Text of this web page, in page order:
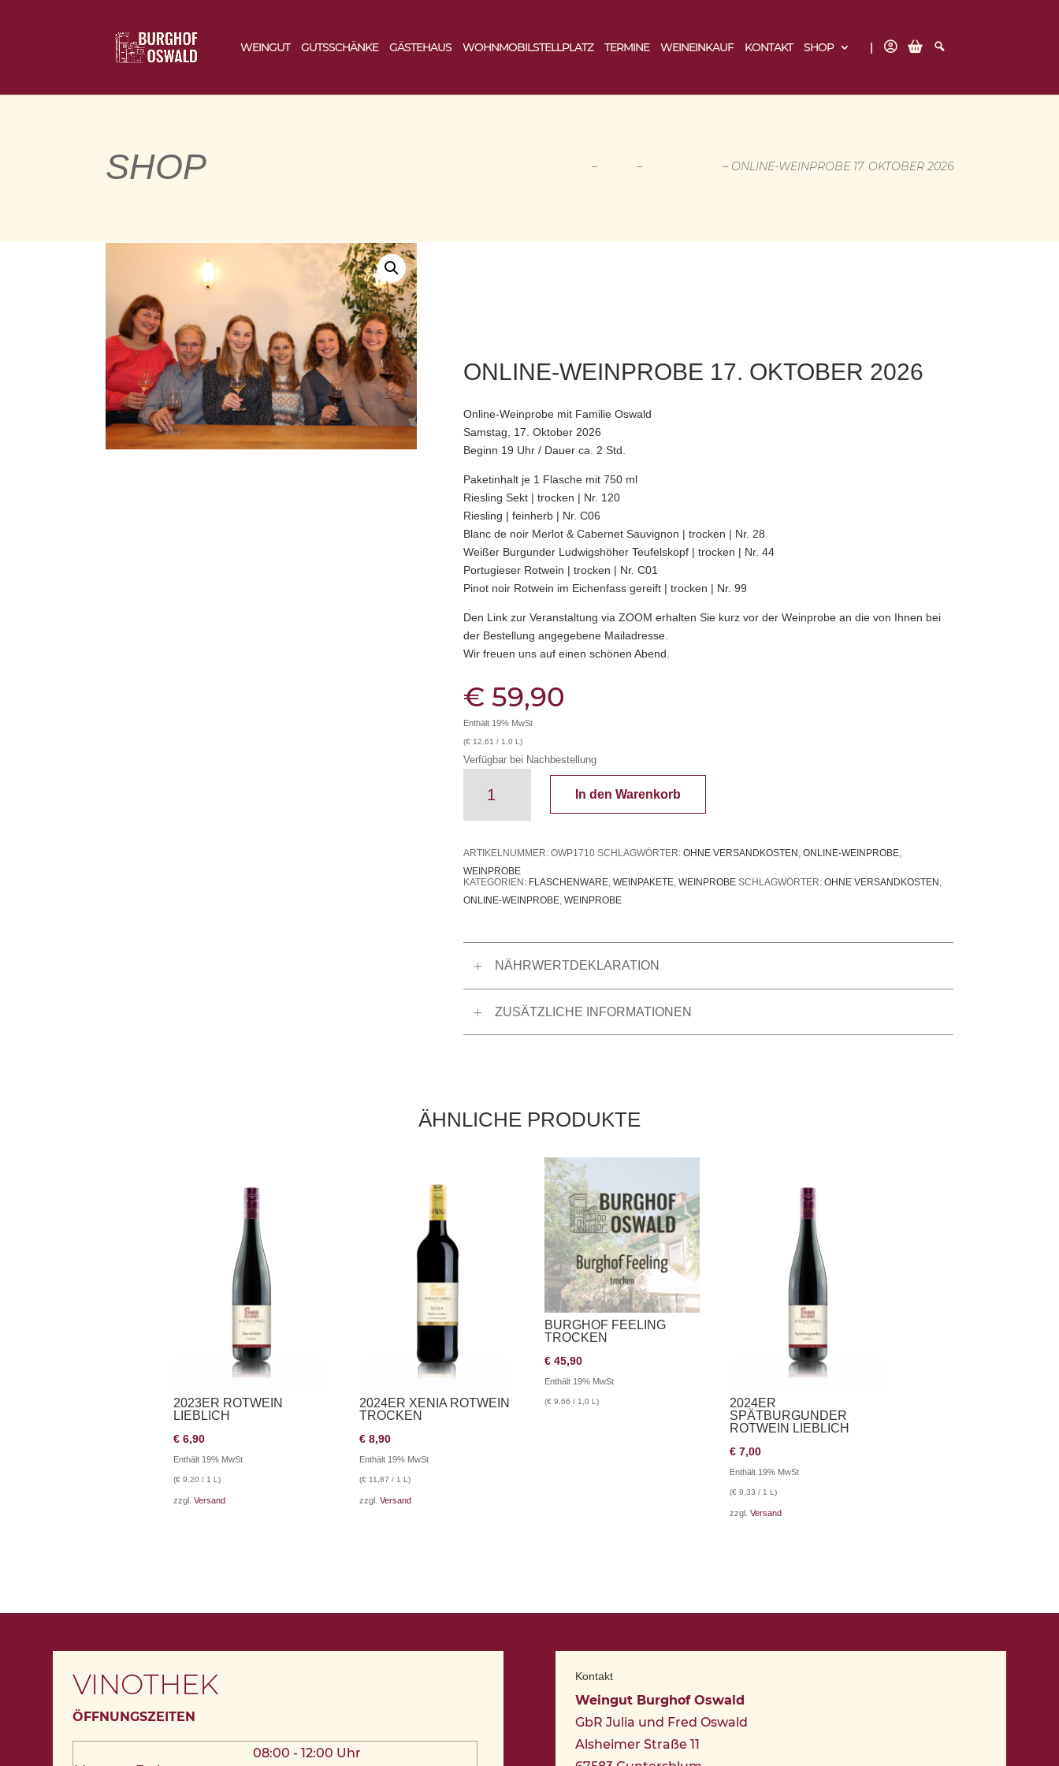
WEINGUT GUTSSCHÄNKE GÄSTEHAUS WOHNMOBILSTELLPLATZ TERMINE WEINEINKAUF KONTAKT SHOP B W S
SHOP – – – ONLINE-WEINPROBE 17. OKTOBER 2026
ONLINE-WEINPROBE 17. OKTOBER 2026
Online-Weinprobe mit Familie Oswald
Samstag, 17. Oktober 2026
Beginn 19 Uhr / Dauer ca. 2 Std.
Paketinhalt je 1 Flasche mit 750 ml
Riesling Sekt | trocken | Nr. 120
Riesling | feinherb | Nr. C06
Blanc de noir Merlot & Cabernet Sauvignon | trocken | Nr. 28
Weißer Burgunder Ludwigshöher Teufelskopf | trocken | Nr. 44
Portugieser Rotwein | trocken | Nr. C01
Pinot noir Rotwein im Eichenfass gereift | trocken | Nr. 99
Den Link zur Veranstaltung via ZOOM erhalten Sie kurz vor der Weinprobe an die von Ihnen bei
der Bestellung angegebene Mailadresse.
Wir freuen uns auf einen schönen Abend.
€ 59,90
Enthält 19% MwSt
(€ 12,61 / 1,0 L)
Verfügbar bei Nachbestellung
Weinprobe
2026
Menge
In den Warenkorb
ARTIKELNUMMER:OWP1710 SCHLAGWÖRTER:OHNE VERSANDKOSTEN ,ONLINE-WEINPROBE
WEINPROBE
KATEGORIEN: FLASCHENWARE,WEINPAKETE,WEINPROBE SCHLAGWÖRTER:OHNE VERSANDKOSTEN ,
ONLINE-WEINPROBE,WEINPROBE
NÄHRWERTDEKLARATION
ZUSÄTZLICHE INFORMATIONEN
ÄHNLICHE PRODUKTE
2023ER ROTWEIN
LIEBLICH
€ 6,90
Enthält 19% MwSt
(€ 9,20 / 1 L)
zzgl.Versand
2024ER XENIA ROTWEIN
TROCKEN
€8,90
Enthält 19% MwSt
(€11,87 / 1 L)
zzgl. Versand
BURGHOF FEELING
TROCKEN
€45,90
Enthält 19% MwSt
(€9,66 / 1,0 L)
2024ER
SPÄTBURGUNDER
ROTWEIN LIEBLICH
€7,00
Enthält 19% MwSt
(€9,33 / 1 L)
zzgl. Versand
VINOTHEK
ÖFFNUNGSZEITEN
08:00 - 12:00 Uhr
Kontakt
Weingut Burghof Oswald
GbR Julia und Fred Oswald
Alsheimer Straße 11